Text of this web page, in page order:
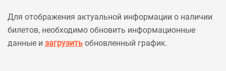
Для отображения актуальной информации о наличии
билетов, необходимо обновить информационные
данные и загрузить обновленный график.